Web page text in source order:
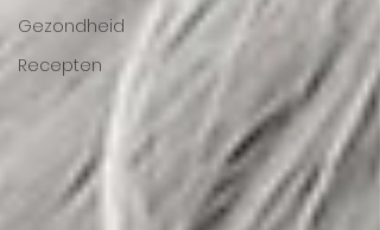
Gezondheid
Recepten